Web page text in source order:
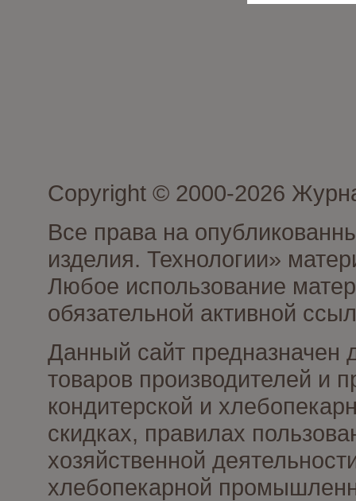
Copyright © 2000-2026
Все права на
изделия. Технологии»
Любое использование
обязательной активной
Данный сайт предназначен
товаров производителей и
кондитерской и
скидках, правилах
хозяйственной
хлебопекарной